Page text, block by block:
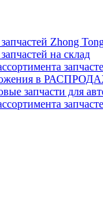
Zhong
на склад
в
запчасти для